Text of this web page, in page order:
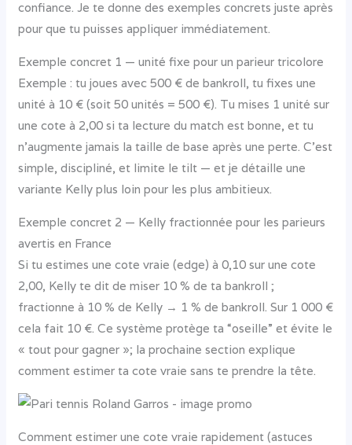
confiance. Je te donne des exemples concrets juste après
pour que tu puisses appliquer immédiatement.
Exemple concret 1 — unité fixe pour un parieur tricolore
Exemple : tu joues avec 500 € de bankroll, tu fixes une
unité à 10 € (soit 50 unités = 500 €). Tu mises 1 unité sur
une cote à 2,00 si ta lecture du match est bonne, et tu
n’augmente jamais la taille de base après une perte. C’est
simple, discipliné, et limite le tilt — et je détaille une
variante Kelly plus loin pour les plus ambitieux.
Exemple concret 2 — Kelly fractionnée pour les parieurs
avertis en France
Si tu estimes une cote vraie (edge) à 0,10 sur une cote
2,00, Kelly te dit de miser 10 % de ta bankroll ;
fractionne à 10 % de Kelly → 1 % de bankroll. Sur 1 000 €
cela fait 10 €. Ce système protège ta “oseille” et évite le
« tout pour gagner »; la prochaine section explique
comment estimer ta cote vraie sans te prendre la tête.
Comment estimer une cote vraie rapidement (astuces